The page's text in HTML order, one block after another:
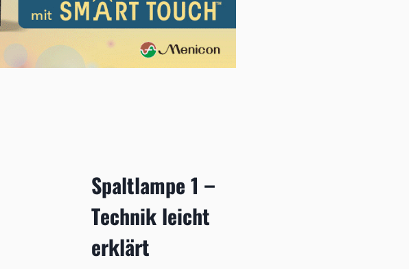
Spaltlampe 1 –
Technik leicht
erklärt